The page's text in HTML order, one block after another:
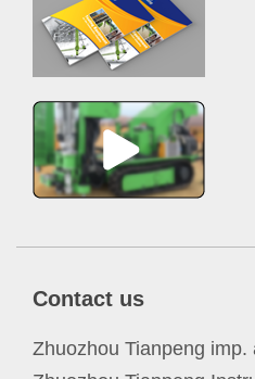
Contact us
Zhuozhou Tianpeng